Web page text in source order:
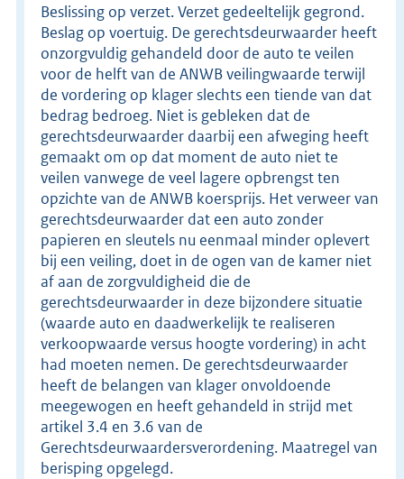
Beslissing op verzet. Verzet gedeeltelijk gegrond.
Beslag op voertuig. De gerechtsdeurwaarder heeft
onzorgvuldig gehandeld door de auto te veilen
voor de helft van de ANWB veilingwaarde terwijl
de vordering op klager slechts een tiende van dat
bedrag bedroeg. Niet is gebleken dat de
gerechtsdeurwaarder daarbij een afweging heeft
gemaakt om op dat moment de auto niet te
veilen vanwege de veel lagere opbrengst ten
opzichte van de ANWB koersprijs. Het verweer van
gerechtsdeurwaarder dat een auto zonder
papieren en sleutels nu eenmaal minder oplevert
bij een veiling, doet in de ogen van de kamer niet
af aan de zorgvuldigheid die de
gerechtsdeurwaarder in deze bijzondere situatie
(waarde auto en daadwerkelijk te realiseren
verkoopwaarde versus hoogte vordering) in acht
had moeten nemen. De gerechtsdeurwaarder
heeft de belangen van klager onvoldoende
meegewogen en heeft gehandeld in strijd met
artikel 3.4 en 3.6 van de
Gerechtsdeurwaardersverordening. Maatregel van
berisping opgelegd.